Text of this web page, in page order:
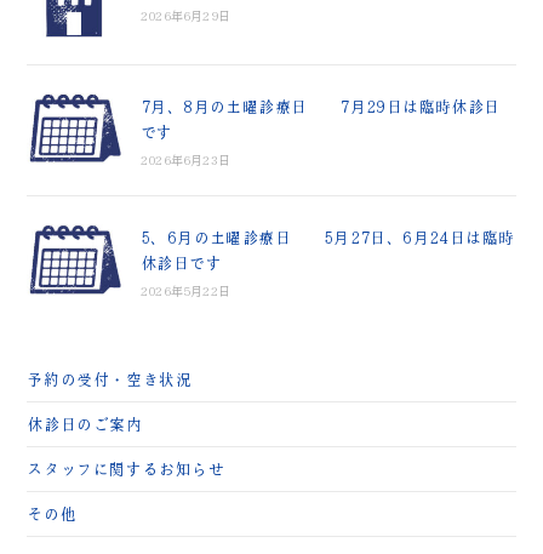
2026年6月29日
7月、8月の土曜診療日 7月29日は臨時休診日
です
2026年6月23日
5、6月の土曜診療日 5月27日、6月24日は臨時
休診日です
2026年5月22日
予約の受付・空き状況
休診日のご案内
スタッフに関するお知らせ
その他